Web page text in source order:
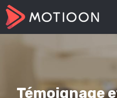
Témoignage